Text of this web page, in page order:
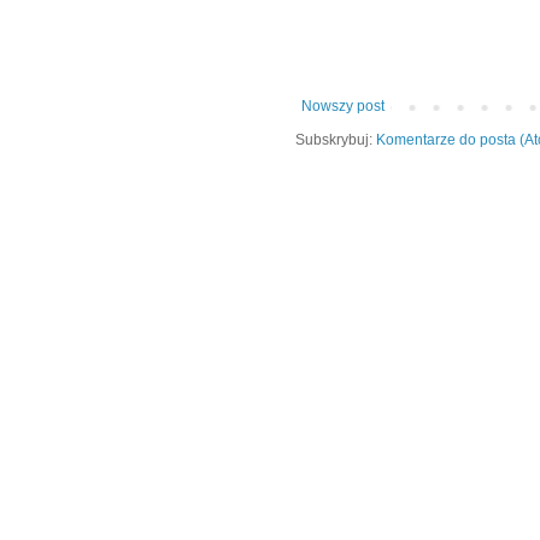
Nowszy post
Subskrybuj: Komentarze do posta